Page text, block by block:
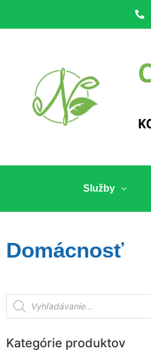
Služby
Domácnosť
Kategórie produktov